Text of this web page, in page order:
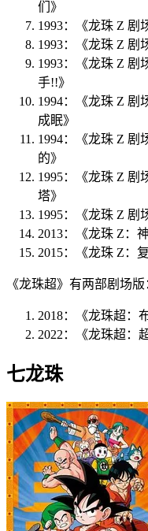
们》
1993：《龙珠 Z 剧
1993：《龙珠 Z 剧
1993：《龙珠 Z 剧
手!!》
1994：《龙珠 Z 剧
成眠》
1994：《龙珠 Z 剧
的》
1995：《龙珠 Z 剧
塔》
1995：《龙珠 Z 剧
2013：《龙珠 Z：
2015：《龙珠 Z：
《龙珠超》有两部剧场版
2018：《龙珠超：
2022：《龙珠超：
七龙珠